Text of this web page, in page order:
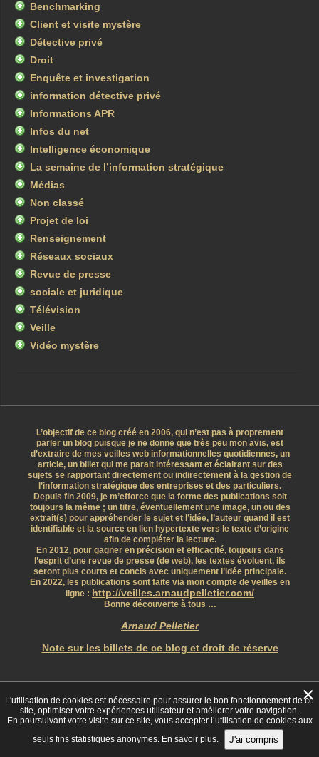
Benchmarking
Client et visite mystère
Détective privé
Droit
Enquête et investigation
information détective privé
Informations APR
Infos du net
Intelligence économique
La semaine de l’information stratégique
Médias
Non classé
Projet de loi
Renseignement
Réseaux sociaux
Revue de presse
sociale et juridique
Télévision
Veille
Vidéo mystère
L’objectif de ce blog créé en 2006, qui n’est pas à proprement
parler un blog puisque je ne donne que très peu mon avis, est
d’extraire de mes veilles web informationnelles quotidiennes, un
article, un billet qui me parait intéressant et éclairant sur des
sujets se rapportant directement ou indirectement à la gestion de
l’information stratégique des entreprises et des particuliers.
Depuis fin 2009, je m’efforce que la forme des publications soit
toujours la même ; un titre, éventuellement une image, un ou des
extrait(s) pour appréhender le sujet et l’idée, l’auteur quand il est
identifiable et la source en lien hypertexte vers le texte d’origine
afin de compléter la lecture.
En 2012, pour gagner en précision et efficacité, toujours dans
l’esprit d’une revue de presse (de web), les textes évoluent, ils
seront plus courts et concis avec uniquement l’idée principale.
En 2022, les publications sont faite via mon compte de veilles en
ligne : http://veilles.arnaudpelletier.com/
Bonne découverte à tous …
Arnaud Pelletier
Note sur les billets de ce blog et droit de réserve
Facebook
L'utilisation de cookies est nécessaire pour assurer le bon fonctionnement de ce
site, optimiser votre expériences utilisateur et améliorer votre navigation.
En poursuivant votre visite sur ce site, vous accepter l’utilisation de cookies aux
seuls fins statistiques anonymes. En savoir plus. J'ai compris
×